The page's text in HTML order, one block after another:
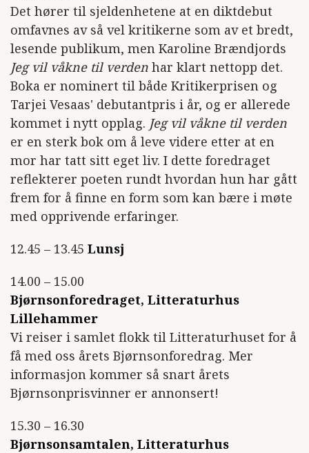
Det hører til sjeldenhetene at en diktdebut
omfavnes av så vel kritikerne som av et bredt,
lesende publikum, men Karoline Brændjords
Jeg vil våkne til verden har klart nettopp det.
Boka er nominert til både Kritikerprisen og
Tarjei Vesaas' debutantpris i år, og er allerede
kommet i nytt opplag. Jeg vil våkne til verden
er en sterk bok om å leve videre etter at en
mor har tatt sitt eget liv. I dette foredraget
reflekterer poeten rundt hvordan hun har gått
frem for å finne en form som kan bære i møte
med opprivende erfaringer.
12.45 – 13.45 Lunsj
14.00 – 15.00
Bjørnsonforedraget, Litteraturhus
Lillehammer
Vi reiser i samlet flokk til Litteraturhuset for å
få med oss årets Bjørnsonforedrag. Mer
informasjon kommer så snart årets
Bjørnsonprisvinner er annonsert!
15.30 – 16.30
Bjørnsonsamtalen, Litteraturhus